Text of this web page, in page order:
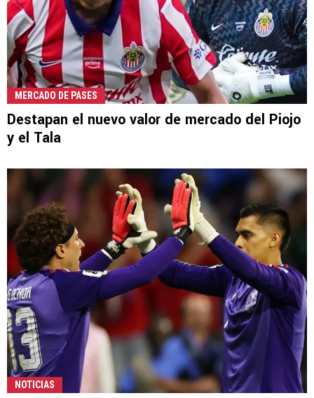
MERCADO DE PASES
Destapan el nuevo valor de mercado del Piojo
y el Tala
NOTICIAS